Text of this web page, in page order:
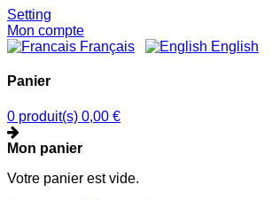
Setting
Mon compte
Français
English
Panier
0 produit(s) 0,00 €
Mon panier
Votre panier est vide.